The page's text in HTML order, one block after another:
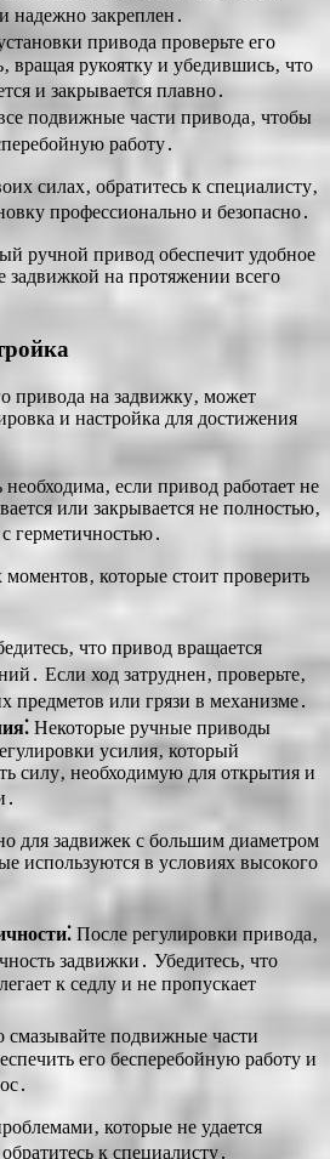
надежно закреплен․
привода проверьте его
вращая рукоятку и убедившись‚ что
и закрывается плавно․
подвижные части привода‚ чтобы
работу․
силах‚ обратитесь к специалисту‚
профессионально и безопасно․
ручной привод обеспечит удобное
задвижкой на протяжении всего
привода на задвижку‚ может
и настройка для достижения
если привод работает не
или закрывается не полностью‚
герметичностью․
которые стоит проверить
что привод вращается
Если ход затруднен‚ проверьте‚
предметов или грязи в механизме․
Некоторые ручные приводы
усилия‚ который
силу‚ необходимую для открытия и
для задвижек с большим диаметром
используются в условиях высокого
После регулировки привода‚
задвижки․ Убедитесь‚ что
к седлу и не пропускает
смазывайте подвижные части
его бесперебойную работу и
которые не удается
к специалисту․